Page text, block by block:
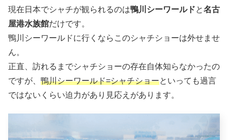
現在日本でシャチが観られるのは鴨川シーワールドと名古
屋港水族館だけです。
鴨川シーワールドに行くならこのシャチショーは外せませ
ん。
正直、訪れるまでシャチショーの存在自体知らなかったの
ですが、 鴨川シーワールド=シャチショーといっても過言
ではないくらい迫力があり見応えがあります。